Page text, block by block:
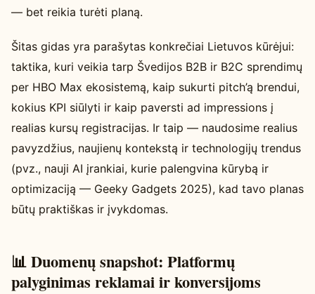
— bet reikia turėti planą.
Šitas gidas yra parašytas konkrečiai Lietuvos kūrėjui:
taktika, kuri veikia tarp Švedijos B2B ir B2C sprendimų
per HBO Max ekosistemą, kaip sukurti pitch’ą brendui,
kokius KPI siūlyti ir kaip paversti ad impressions į
realias kursų registracijas. Ir taip — naudosime realius
pavyzdžius, naujienų kontekstą ir technologijų trendus
(pvz., nauji AI įrankiai, kurie palengvina kūrybą ir
optimizaciją — Geeky Gadgets 2025), kad tavo planas
būtų praktiškas ir įvykdomas.
📊 Duomenų snapshot: Platformų
palyginimas reklamai ir konversijoms